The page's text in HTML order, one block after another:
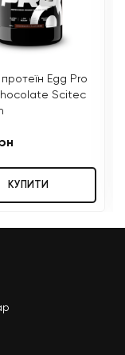
Egg Pro
Scitec
КУПИТИ